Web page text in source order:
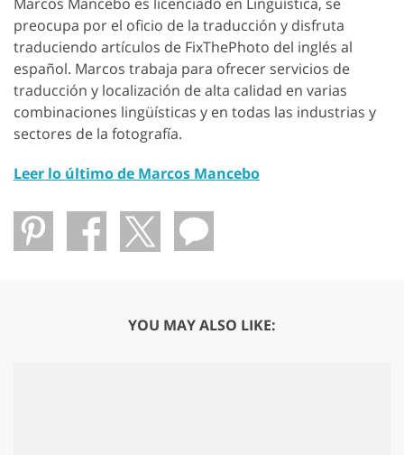
preocupa por el oficio de la traducción y disfruta
traduciendo artículos de FixThePhoto del inglés al
español. Marcos trabaja para ofrecer servicios de
traducción y localización de alta calidad en varias
combinaciones lingüísticas y en todas las industrias y
sectores de la fotografía.
Leer lo último de Marcos Mancebo
YOU MAY ALSO LIKE: